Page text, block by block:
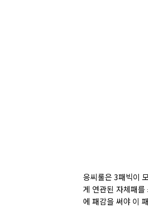
응씨룰은 3패빅이
게 연관된 자체패
에 패감을 써야 이